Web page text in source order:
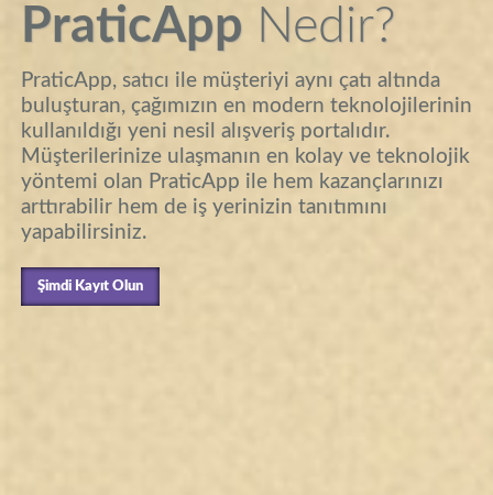
PraticApp Nedir?
PraticApp, satıcı ile müşteriyi aynı çatı altında
buluşturan, çağımızın en modern teknolojilerinin
kullanıldığı yeni nesil alışveriş portalıdır.
Müşterilerinize ulaşmanın en kolay ve teknolojik
yöntemi olan PraticApp ile hem kazançlarınızı
arttırabilir hem de iş yerinizin tanıtımını
yapabilirsiniz.
Şimdi Kayıt Olun